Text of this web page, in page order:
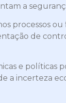
a
processos
de
e políticas
a incerteza